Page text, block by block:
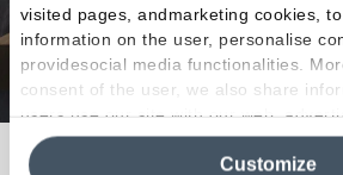
visited pages, andmarketing cookies,
information on the user, personalise
providesocial media functionalities.
consent of the user, we also share
users use our site with our web,
media analytics partners, who may
information in their possession. By
Customize
Todo el encanto de la